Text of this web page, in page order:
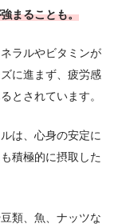
まることも。
ラルやビタミンが
に進まず、疲労感
とされています。
は、心身の安定に
積極的に摂取した
類、魚、ナッツな